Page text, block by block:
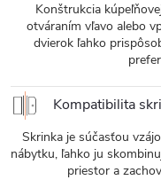
Konštrukcia
otváraním vľavo alebo
dvierok ľahko
Kompatibilita
Skrinka je súčasťou
nábytku, ľahko ju
priestor a